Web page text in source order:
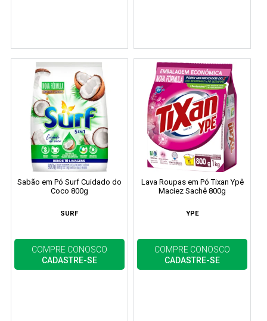
Sabão em Pó Surf Cuidado do
Coco 800g
SURF
COMPRE CONOSCO
CADASTRE-SE
Lava Roupas em Pó Tixan Ypê
Maciez Sachê 800g
YPE
COMPRE CONOSCO
CADASTRE-SE